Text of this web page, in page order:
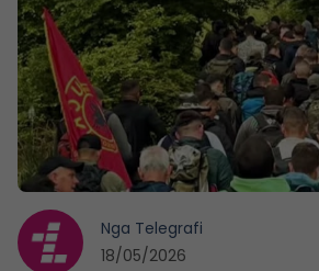
Nga Telegrafi
18/05/2026